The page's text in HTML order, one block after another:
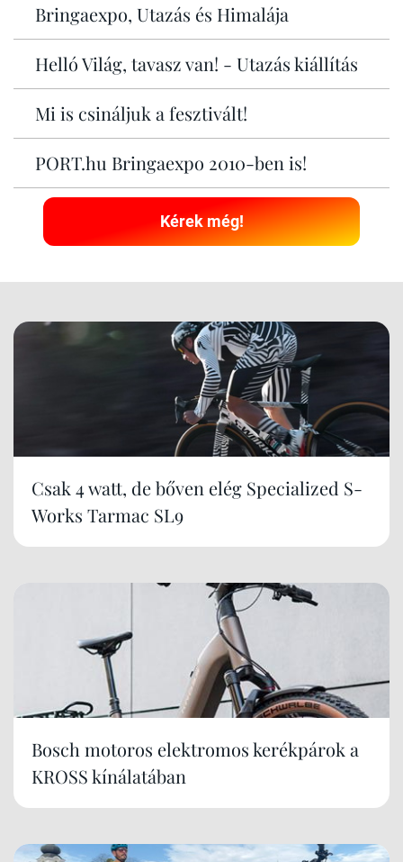
Bringaexpo, Utazás és Himalája
Helló Világ, tavasz van! - Utazás kiállítás
Mi is csináljuk a fesztivált!
PORT.hu Bringaexpo 2010-ben is!
Kérek még!
Csak 4 watt, de bőven elég Specialized S-
Works Tarmac SL9
Bosch motoros elektromos kerékpárok a
KROSS kínálatában